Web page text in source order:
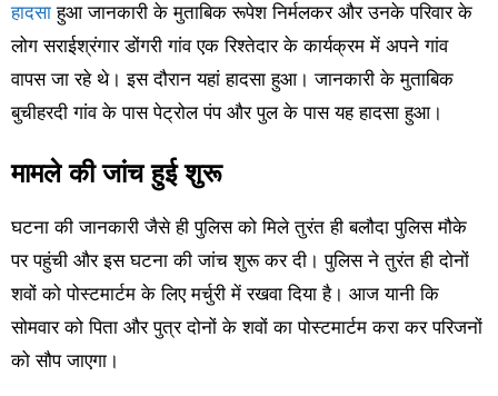
हादसा हुआ जानकारी के मुताबिक रूपेश निर्मलकर और उनके परिवार के
लोग सराईश्रंगार डोंगरी गांव एक रिश्तेदार के कार्यक्रम में अपने गांव
वापस जा रहे थे। इस दौरान यहां हादसा हुआ। जानकारी के मुताबिक
बुचीहरदी गांव के पास पेट्रोल पंप और पुल के पास यह हादसा हुआ।
मामले की जांच हुई शुरू
घटना की जानकारी जैसे ही पुलिस को मिले तुरंत ही बलौदा पुलिस मौके
पर पहुंची और इस घटना की जांच शुरू कर दी। पुलिस ने तुरंत ही दोनों
शवों को पोस्टमार्टम के लिए मर्चुरी में रखवा दिया है। आज यानी कि
सोमवार को पिता और पुत्र दोनों के शवों का पोस्टमार्टम करा कर परिजनों
को सौप जाएगा।